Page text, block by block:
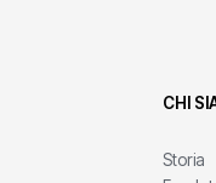
CHI
Storia